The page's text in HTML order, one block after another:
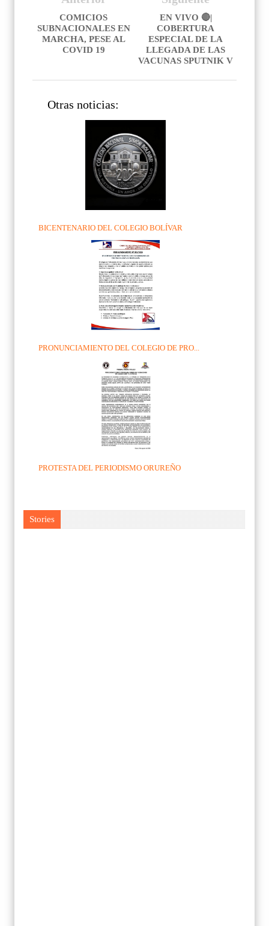
EN VIVO 🔴|
COBERTURA
ESPECIAL DE LA
LLEGADA DE LAS
VACUNAS SPUTNIK V
COMICIOS
SUBNACIONALES EN
MARCHA, PESE AL
COVID 19
Otras noticias:
BICENTENARIO DEL COLEGIO BOLÍVAR
PRONUNCIAMIENTO DEL COLEGIO DE PRO...
PROTESTA DEL PERIODISMO ORUREÑO
Stories